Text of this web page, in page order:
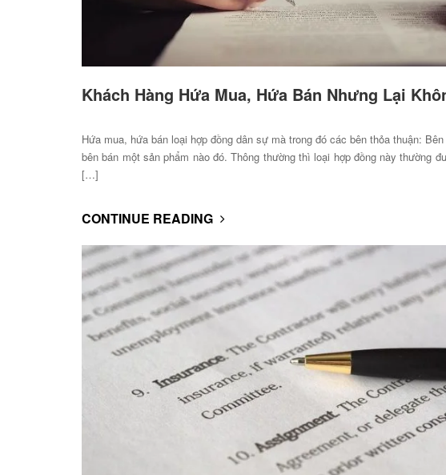
Khách Hàng Hứa Mua, Hứa Bán Nhưng Lại
Hứa mua, hứa bán loại hợp đồng dân sự mà trong đó các bên thỏa thuận:
bên bán một sản phẩm nào đó. Thông thường thì loại hợp đồng này thường
[…]
CONTINUE READING